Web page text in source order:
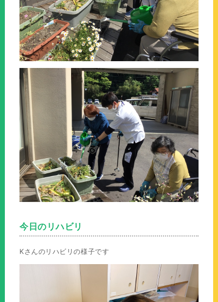
今日のリハビリ
Kさんのリハビリの様子です